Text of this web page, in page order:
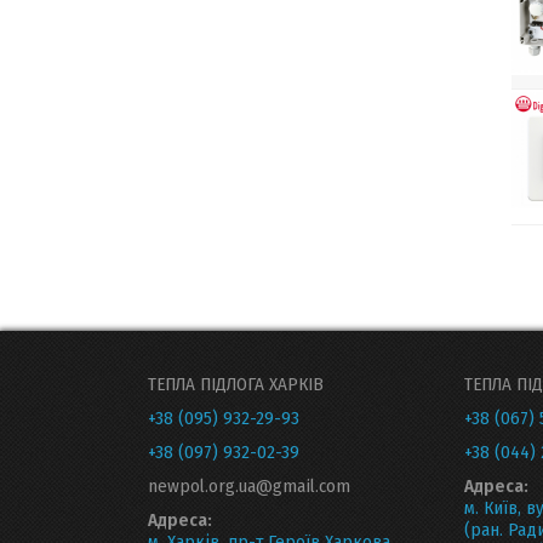
ТЕПЛА ПІДЛОГА ХАРКІВ
+38 (095) 932-29-93
+38 (097) 932-02-39
newpol.org.ua@gmail.com
Адреса:
ТЕПЛА
+38 (067)
+38 (044)
Адреса:
м. Київ,
(ран.